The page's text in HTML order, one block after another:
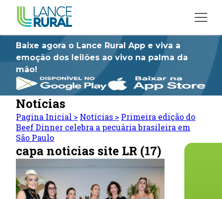
Baixe agora o Lance Rural App e viva a
emoção dos leilões ao vivo na palma da
mão!
Notícias
Pagina Inicial > Notícias > Primeira edição do
Beef Dinner celebra a pecuária brasileira em
São Paulo
capa noticias site LR (17)